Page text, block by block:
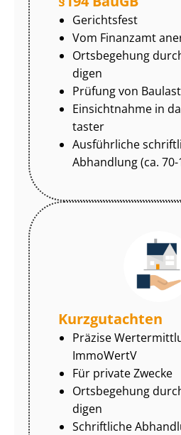
Gerichtsfest
Vom Finanzamt
Ortsbegehung
di­gen
Prüfung von
Einsichtnahme in
tas­ter
Ausführliche
Abhandlung (ca. 70-
Kurzgutachten
Präzise
ImmoWertV
Für private Zwecke
Ortsbegehung
di­gen
Schriftliche